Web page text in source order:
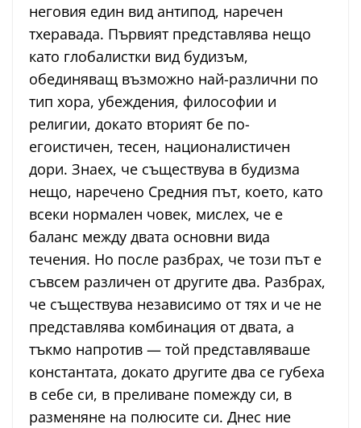
неговия един вид антипод, наречен
тхеравада. Първият представлява нещо
като глобалистки вид будизъм,
обединяващ възможно най-различни по
тип хора, убеждения, философии и
религии, докато вторият бе по-
егоистичен, тесен, националистичен
дори. Знаех, че съществува в будизма
нещо, наречено Средния път, което, като
всеки нормален човек, мислех, че е
баланс между двата основни вида
течения. Но после разбрах, че този път е
съвсем различен от другите два. Разбрах,
че съществува независимо от тях и че не
представлява комбинация от двата, а
тъкмо напротив — той представляваше
константата, докато другите два се губеха
в себе си, в преливане помежду си, в
разменяне на полюсите си. Днес ние